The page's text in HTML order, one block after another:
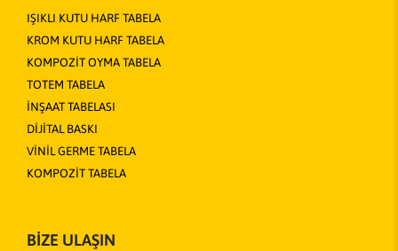
IŞIKLI KUTU HARF TABELA
KROM KUTU HARF TABELA
KOMPOZİT OYMA TABELA
TOTEM TABELA
İNŞAAT TABELASI
DİJİTAL BASKI
VİNİL GERME TABELA
KOMPOZİT TABELA
BİZE ULAŞIN